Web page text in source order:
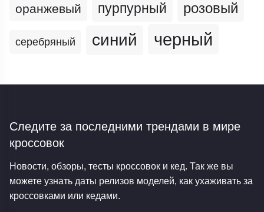
оранжевый пурпурный розовый
серебряный синий черный
Следите за последними трендами в мире
кроссовок
Новости, обзоры, тесты кроссовок и кед. Так же вы
можете узнать даты релизов моделей, как ухаживать за
кроссовками или кедами.